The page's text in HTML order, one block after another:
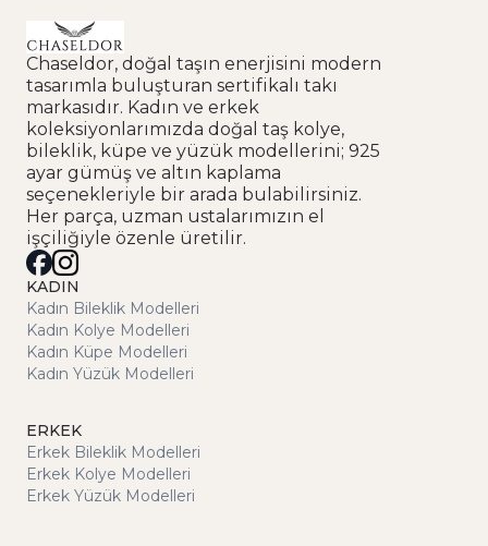
Chaseldor, doğal taşın enerjisini modern
tasarımla buluşturan sertifikalı takı
markasıdır. Kadın ve erkek
koleksiyonlarımızda doğal taş kolye,
bileklik, küpe ve yüzük modellerini; 925
ayar gümüş ve altın kaplama
seçenekleriyle bir arada bulabilirsiniz.
Her parça, uzman ustalarımızın el
işçiliğiyle özenle üretilir.
KADIN
Kadın Bileklik Modelleri
Kadın Kolye Modelleri
Kadın Küpe Modelleri
Kadın Yüzük Modelleri
ERKEK
Erkek Bileklik Modelleri
Erkek Kolye Modelleri
Erkek Yüzük Modelleri